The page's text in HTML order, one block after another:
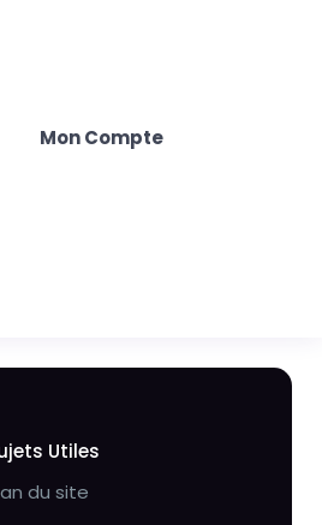
Mon Compte
Utiles
du site